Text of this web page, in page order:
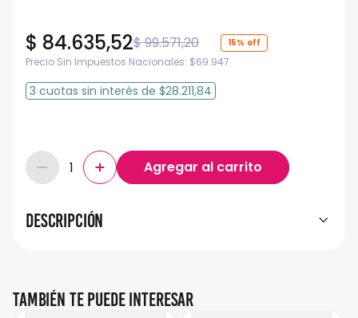
$99.571,20
$ 84.635,52 15%
Precio Sin Impuestos Nacionales: $69.947
3 cuotas sin interés de $28.211,84
Descripción
También te puede interesar